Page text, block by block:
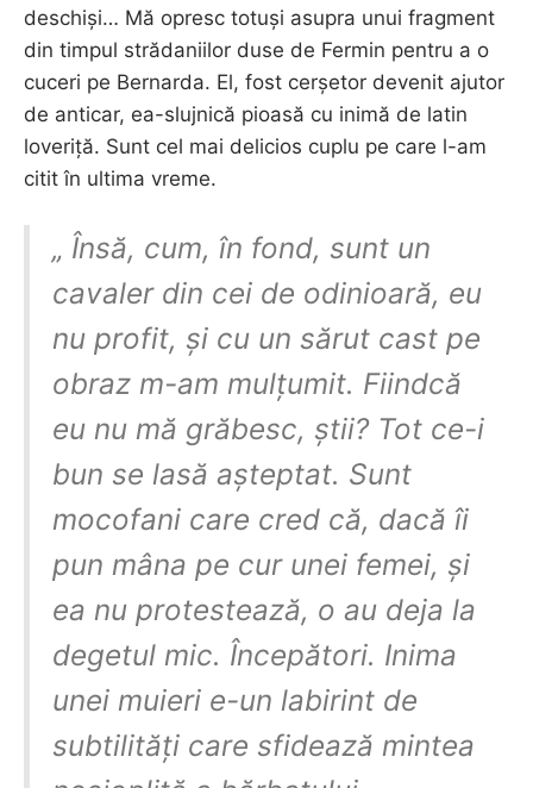
deschiși… Mă opresc totuși asupra unui fragment
din timpul strădaniilor duse de Fermin pentru a o
cuceri pe Bernarda. El, fost cerșetor devenit ajutor
de anticar, ea-slujnică pioasă cu inimă de latin
loveriță. Sunt cel mai delicios cuplu pe care l-am
citit în ultima vreme.
„ Însă, cum, în fond, sunt un
cavaler din cei de odinioară, eu
nu profit, și cu un sărut cast pe
obraz m-am mulțumit. Fiindcă
eu nu mă grăbesc, știi? Tot ce-i
bun se lasă așteptat. Sunt
mocofani care cred că, dacă îi
pun mâna pe cur unei femei, și
ea nu protestează, o au deja la
degetul mic. Începători. Inima
unei muieri e-un labirint de
subtilități care sfidează mintea